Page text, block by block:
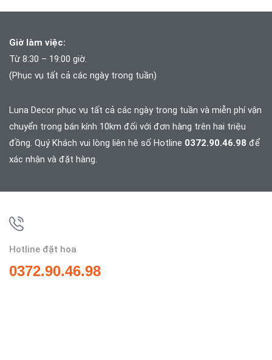
Giờ làm việc:
Từ 8:30 – 19:00 giờ.
(Phục vụ tất cả các ngày trong tuần)
Luna Decor phục vụ tất cả các ngày trong tuần và miễn phí vận
chuyển trong bán kính 10km đối với đơn hàng trên hai triệu
đồng. Quý Khách vui lòng liên hệ số Hotline 0372.90.46.98 để
xác nhận và đặt hàng.
Hotline đặt hoa
0372.90.46.98